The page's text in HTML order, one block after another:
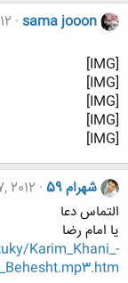
sama jooon
[IMG]
[IMG]
[IMG]
[IMG]
[IMG]
شهرام 59
2012
التماس دعا
یا امام رضا
Karim_Khani_-